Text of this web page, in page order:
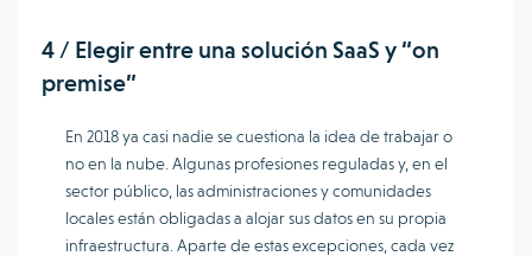
4 / Elegir entre una solución SaaS y “on
premise”
En 2018 ya casi nadie se cuestiona la idea de trabajar o
no en la nube. Algunas profesiones reguladas y, en el
sector público, las administraciones y comunidades
locales están obligadas a alojar sus datos en su propia
infraestructura. Aparte de estas excepciones, cada vez